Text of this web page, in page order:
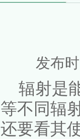
发布
辐射是
等不同辐
还要看其